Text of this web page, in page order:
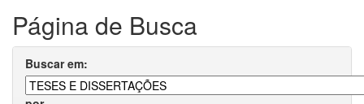
Página de Busca
Buscar em: